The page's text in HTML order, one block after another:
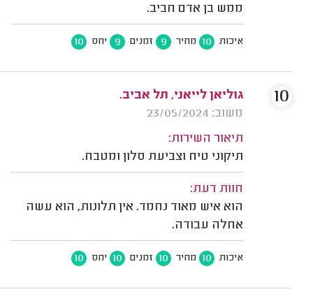
ממש בן אדם חביב.
איכות 10 מחיר 9 זמנים 9 יחס 10
גוליאן לייאני, תל אביב.
משוב: 23/05/2024
תיאור השירות:
תיקוני טיח וצביעת סלון ומטבח.
חוות דעת:
הוא איש מאוד נחמד. אין תלונות, הוא עשה
אחלה עבודה.
איכות 10 מחיר 10 זמנים 10 יחס 10
10